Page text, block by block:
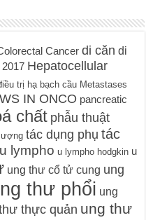
Cancer di căn di
Hepatocellular
trị hạ bạch cầu Metastases
IN ONCO pancreatic
chất phẫu thuật
tác dụng phụ tác
u lympho u lympho hodgkin u
ung thư cổ tử cung ung
thư phổi ung
thực quản ung thư